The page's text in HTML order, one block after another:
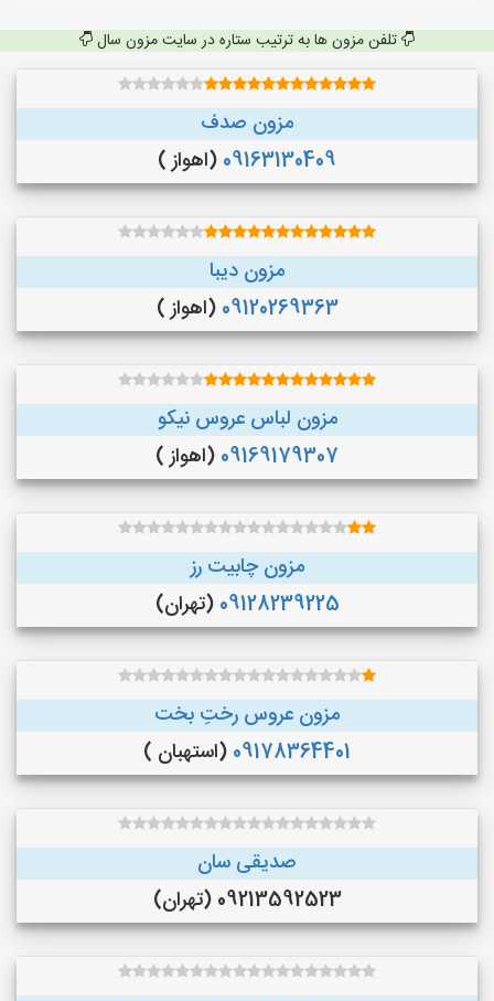
تلفن مزون ها به ترتیب ستاره در سایت مزون سال
مزون صدف
09163130409 (اهواز )
مزون دیبا
09120269363 (اهواز )
مزون لباس عروس نیکو
09169179307 (اهواز )
مزون چابیت رز
09128239225 (تهران)
مزون عروس رختِ بخت
09178364401 (استهبان )
صدیقی سان
09213592523 (تهران)